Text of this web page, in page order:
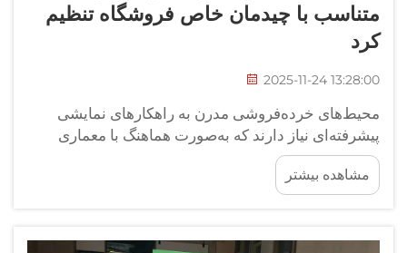
متناسب با چیدمان خاص فروشگاه تنظیم
کرد
2025-11-24 13:28:00
محیط‌های خرده‌فروشی مدرن به راهکارهای نمایشی
پیشرفته‌ای نیاز دارند که به‌صورت هماهنگ با معماری
منحصربه‌فرد فروشگاه‌ها و هویت برند ادغام شوند.
نمایشگرهای سفارشی به عنوان سنگ بنای استراتژی‌های
موثر بازرگانی ظهور کرده‌اند و به خرده‌فروشان...
مشاهده بیشتر